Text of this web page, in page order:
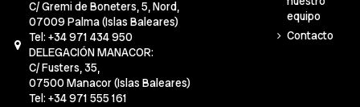
C/ Gremi de Boneters, 5, Nord,
07009 Palma (Islas Baleares)
Tel: +34 971 434 950
DELEGACIÓN MANACOR:
C/ Fusters, 35,
07500 Manacor (Islas Baleares)
Tel: +34 971 555 161
equipo
Contacto